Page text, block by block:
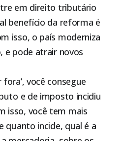
em direito tributário
benefício da reforma é
isso, o país moderniza
e pode atrair novos
fora’, você consegue
e de imposto incidiu
isso, você tem mais
quanto incide, qual é a